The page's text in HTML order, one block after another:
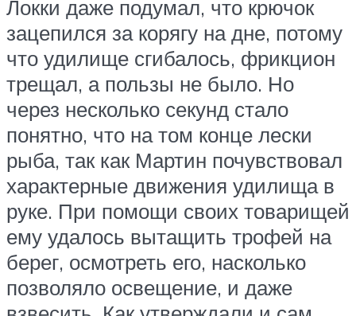
Локки даже подумал, что крючок
зацепился за корягу на дне, потому
что удилище сгибалось, фрикцион
трещал, а пользы не было. Но
через несколько секунд стало
понятно, что на том конце лески
рыба, так как Мартин почувствовал
характерные движения удилища в
руке. При помощи своих товарищей
ему удалось вытащить трофей на
берег, осмотреть его, насколько
позволяло освещение, и даже